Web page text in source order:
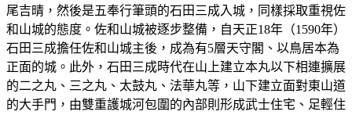
尾吉晴，然後是五奉行筆頭的石田三成入城，同樣採取重視佐
和山城的態度。佐和山城被逐步整備，自天正18年（1590年）
石田三成擔任佐和山城主後，成為有5層天守閣、以鳥居本為
正面的城。此外，石田三成時代在山上建立本丸以下相連擴展
的二之丸、三之丸、太鼓丸、法華丸等，山下建立面對東山道
的大手門，由雙重護城河包圍的內部則形成武士住宅、足輕住